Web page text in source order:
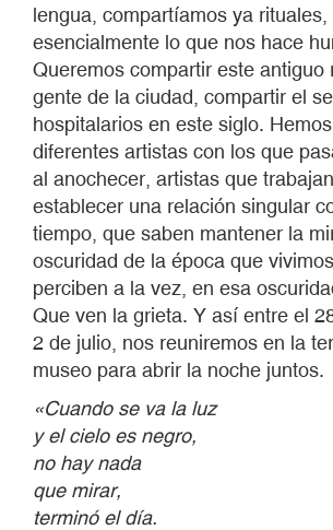
lengua, compartíamos ya rituales,
esencialmente lo que nos hace
Queremos compartir este antiguo
gente de la ciudad, compartir el
hospitalarios en este siglo.
diferentes artistas con los que
al anochecer, artistas que
establecer una relación singular
tiempo, que saben mantener la
oscuridad de la época que
perciben a la vez, en esa
Que ven la grieta. Y así entre el
2 de julio, nos reuniremos en la
museo para abrir la noche juntos.
«Cuando se va la luz
y el cielo es negro,
no hay nada
que mirar,
terminó el día.